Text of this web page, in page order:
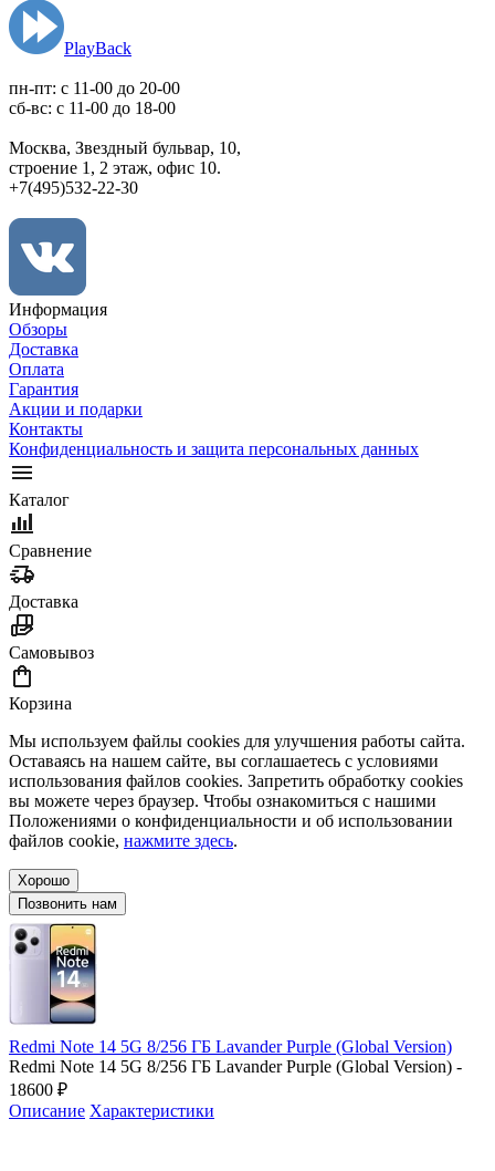
PlayBack
пн-пт: c 11-00 до 20-00
сб-вс: с 11-00 до 18-00
Москва, Звездный бульвар, 10,
строение 1, 2 этаж, офис 10.
+7(495)532-22-30
Информация
Обзоры
Доставка
Оплата
Гарантия
Акции и подарки
Контакты
Конфиденциальность и защита персональных данных
Каталог
Сравнение
Доставка
Самовывоз
Корзина
Мы используем файлы cookies для улучшения работы сайта.
Оставаясь на нашем сайте, вы соглашаетесь с условиями
использования файлов cookies. Запретить обработку cookies
вы можете через браузер. Чтобы ознакомиться с нашими
Положениями о конфиденциальности и об использовании
файлов cookie, нажмите здесь.
Хорошо
Позвонить нам
Redmi Note 14 5G 8/256 ГБ Lavander Purple (Global Version)
Redmi Note 14 5G 8/256 ГБ Lavander Purple (Global Version) -
18600 ₽
Описание Характеристики